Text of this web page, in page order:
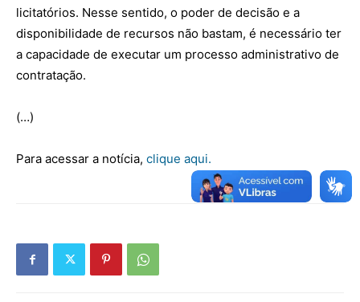
licitatórios. Nesse sentido, o poder de decisão e a
disponibilidade de recursos não bastam, é necessário ter
a capacidade de executar um processo administrativo de
contratação.
(…)
Para acessar a notícia, clique aqui.